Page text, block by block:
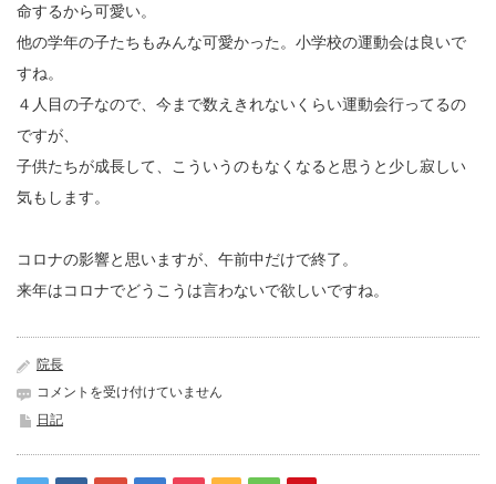
命するから可愛い。
他の学年の子たちもみんな可愛かった。小学校の運動会は良いで
すね。
４人目の子なので、今まで数えきれないくらい運動会行ってるの
ですが、
子供たちが成長して、こういうのもなくなると思うと少し寂しい
気もします。
コロナの影響と思いますが、午前中だけで終了。
来年はコロナでどうこうは言わないで欲しいですね。
院長
久
し
り
の
コメントを受け付けていません
日記